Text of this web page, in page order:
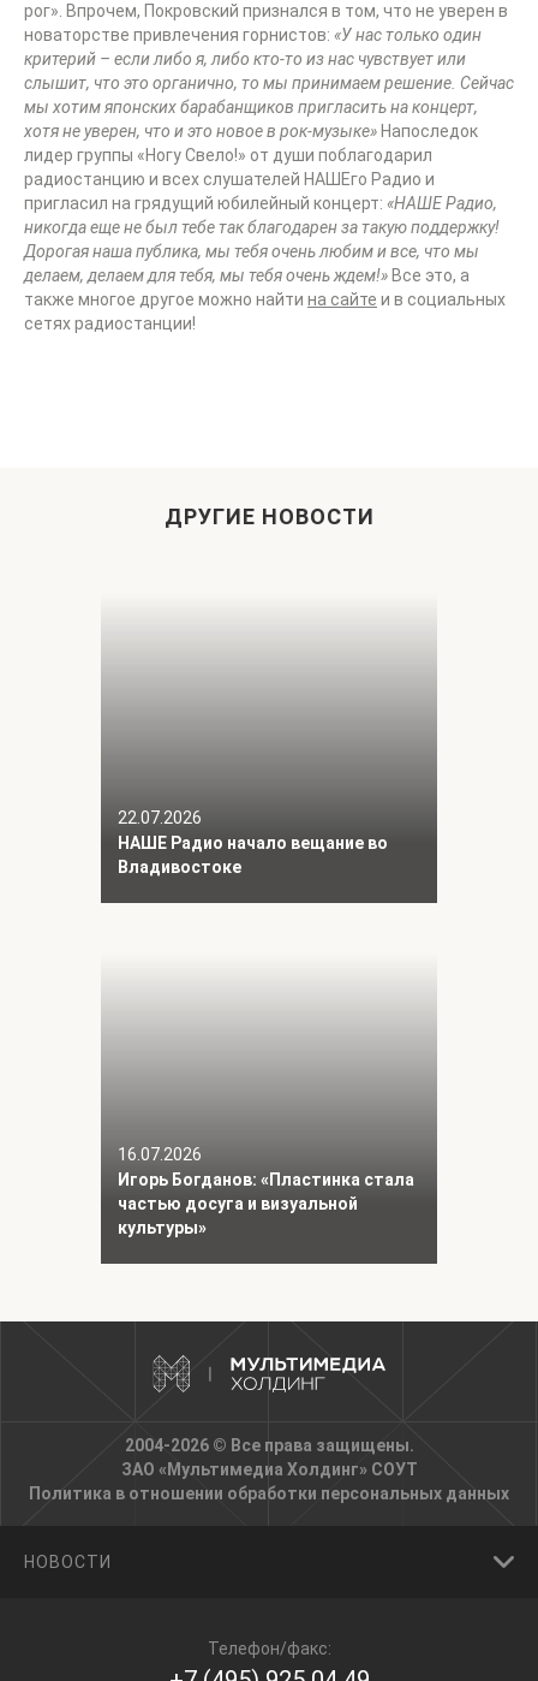
рог». Впрочем, Покровский признался в том, что не уверен в
новаторстве привлечения горнистов: «У нас только один
критерий – если либо я, либо кто-то из нас чувствует или
слышит, что это органично, то мы принимаем решение. Сейчас
мы хотим японских барабанщиков пригласить на концерт,
хотя не уверен, что и это новое в рок-музыке» Напоследок
лидер группы «Ногу Свело!» от души поблагодарил
радиостанцию и всех слушателей НАШЕго Радио и
пригласил на грядущий юбилейный концерт: «НАШЕ Радио,
никогда еще не был тебе так благодарен за такую поддержку!
Дорогая наша публика, мы тебя очень любим и все, что мы
делаем, делаем для тебя, мы тебя очень ждем!» Все это, а
также многое другое можно найти на сайте и в социальных
сетях радиостанции!
ДРУГИЕ НОВОСТИ
22.07.2026
НАШЕ Радио начало вещание во
Владивостоке
16.07.2026
Игорь Богданов: «Пластинка стала
частью досуга и визуальной
культуры»
2004-2026 © Все права защищены.
ЗАО «Мультимедиа Холдинг» СОУТ
Политика в отношении обработки персональных данных
НОВОСТИ
Телефон/факс: